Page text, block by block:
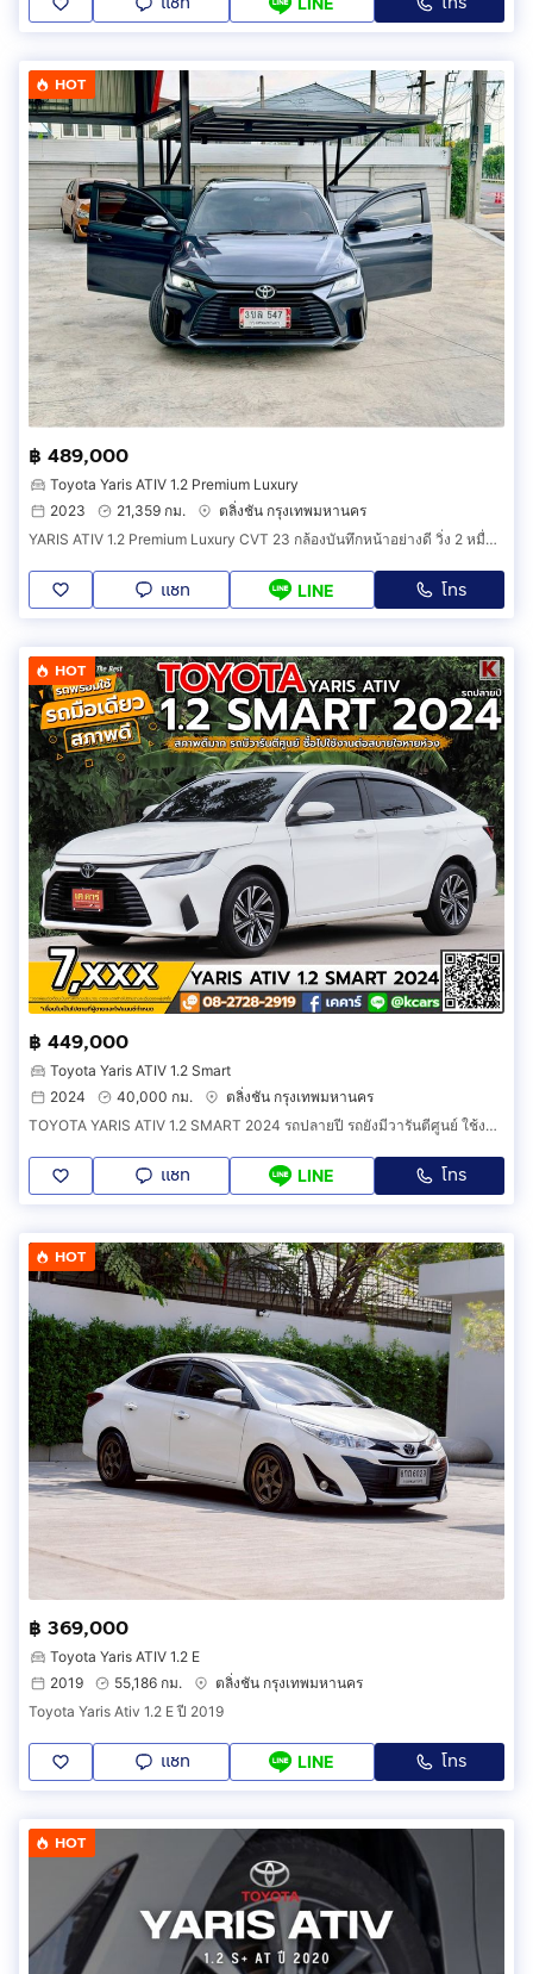
HOT
฿ 489,000
Toyota Yaris ATIV 1.2 Premium Luxury
2023
21,359 กม.
ตลิ่งชัน กรุงเทพมหานคร
YARIS ATIV 1.2 Premium Luxury CVT 23 กล้องบันทึกหน้าอย่างดี วิ่ง 2 หมื่นโล ประวัติโตต้า มือเดียว ทุกอย่างครบ เล่มพร้อมโอน ภาษี 70 ยางใหม่
แชท LINE โทร
HOT
฿ 449,000
Toyota Yaris ATIV 1.2 Smart
2024
40,000 กม.
ตลิ่งชัน กรุงเทพมหานคร
TOYOTA YARIS ATIV 1.2 SMART 2024 รถปลายปี รถยังมีวารันตีศูนย์ ใช้งานต่อสบายใจ
แชท LINE โทร
HOT
฿ 369,000
Toyota Yaris ATIV 1.2 E
2019
55,186 กม.
ตลิ่งชัน กรุงเทพมหานคร
Toyota Yaris Ativ 1.2 E ปี 2019
แชท LINE โทร
HOT